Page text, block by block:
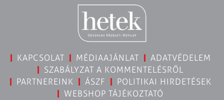
KAPCSOLAT MÉDIAAJÁNLAT
ADATVÉDELEM
SZABÁLYZAT A KOMMENTELÉSRŐL
PARTNEREINK
ÁSZF
POLITIKAI HIRDETÉSEK
WEBSHOP TÁJÉKOZTATÓ